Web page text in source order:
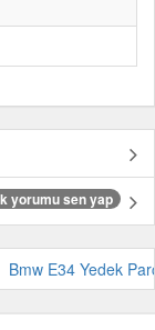
yorumu sen yap
Bmw E34 Yedek